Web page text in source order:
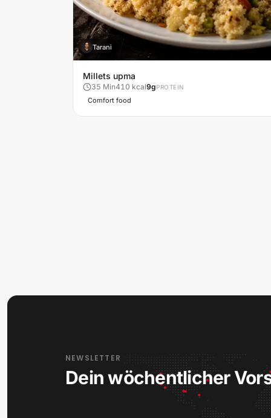
T
Tarani
Millets upma
35 Min410 kcal9gPROTEIN
Comfort food
NEWSLETTER
Dein wöchentlicher